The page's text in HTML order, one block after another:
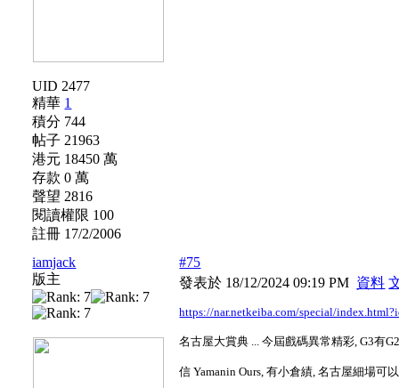
UID 2477
精華 1
積分 744
帖子 21963
港元 18450 萬
存款 0 萬
聲望 2816
閱讀權限 100
註冊 17/2/2006
iamjack
版主
#75
發表於 18/12/2024 09:19 PM 資料
https://nar.netkeiba.com/special/
名古屋大賞典 ... 今屆戲碼異常精彩, G3有
信 Yamanin Ours, 有小倉績, 名古屋細場可